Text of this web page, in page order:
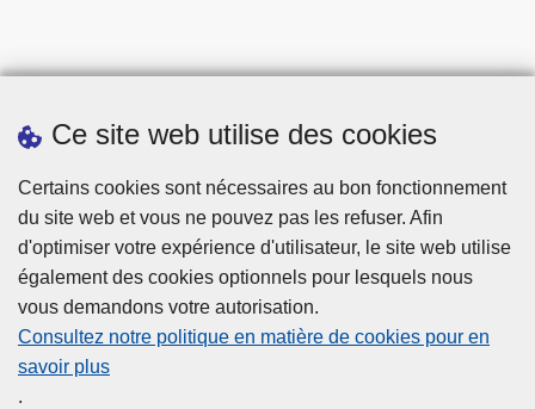
Ce site web utilise des cookies
Certains cookies sont nécessaires au bon fonctionnement
du site web et vous ne pouvez pas les refuser. Afin
d'optimiser votre expérience d'utilisateur, le site web utilise
également des cookies optionnels pour lesquels nous
vous demandons votre autorisation.
Consultez notre politique en matière de cookies pour en
savoir plus
.
Téléchargements